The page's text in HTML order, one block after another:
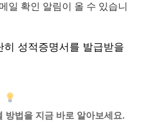
일 확인 알림이 올 수 있습니
성적증명서를 발급받을
방법을 지금 바로 알아보세요.